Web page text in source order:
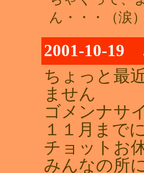
ん・・・（涙
2001-10-19
ちょっと最
ません
ゴメンナサ
１１月まで
チョットお
みんなの所